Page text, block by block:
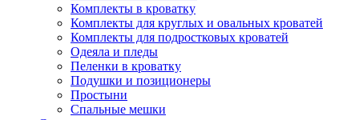
Комплекты в кроватку
Комплекты для круглых и овальных кроватей
Комплекты для подростковых кроватей
Одеяла и пледы
Пеленки в кроватку
Подушки и позиционеры
Простыни
Спальные мешки